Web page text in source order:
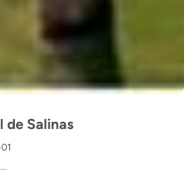
de Salinas